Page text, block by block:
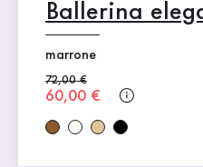
Ballerina
marrone
Prezzo precedente
72,00 €
Nuovo prezzo
60,00 €